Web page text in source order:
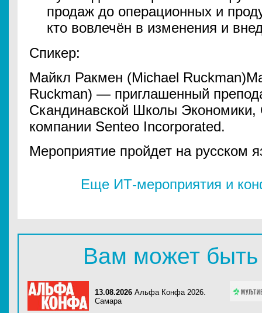
продаж до операционных и
кто вовлечён в изменения и
Спикер:
Майкл Ракмен (Michael
Ruckman) — приглашенный
Скандинавской Школы Экономики,
компании Senteo Incorporated.
Мероприятие пройдет на русском
Еще ИТ-мероприятия и
Вам может быть
13.08.2026 Альфа Конфа 2026.
Самара